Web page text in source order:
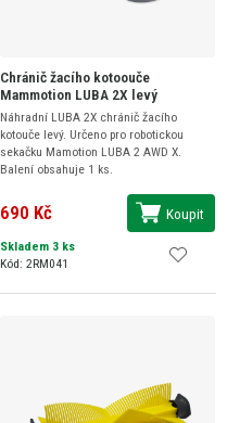
Chránič žacího kotoouče
Mammotion LUBA 2X levý
Náhradní LUBA 2X chránič žacího
kotouče levý. Určeno pro robotickou
sekačku Mamotion LUBA 2 AWD X.
Balení obsahuje 1 ks.
690 Kč Koupit
Skladem 3 ks
Kód: 2RM041